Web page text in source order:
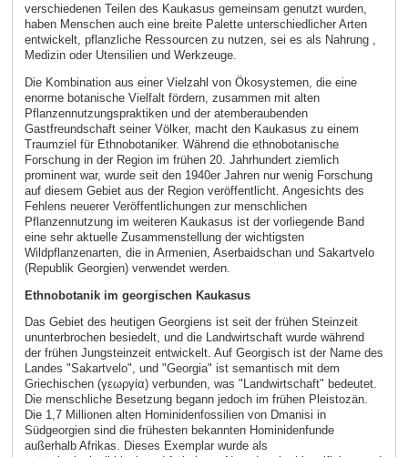
verschiedenen Teilen des Kaukasus gemeinsam genutzt wurden,
haben Menschen auch eine breite Palette unterschiedlicher Arten
entwickelt, pflanzliche Ressourcen zu nutzen, sei es als Nahrung ,
Medizin oder Utensilien und Werkzeuge.
Die Kombination aus einer Vielzahl von Ökosystemen, die eine
enorme botanische Vielfalt fördern, zusammen mit alten
Pflanzennutzungspraktiken und der atemberaubenden
Gastfreundschaft seiner Völker, macht den Kaukasus zu einem
Traumziel für Ethnobotaniker. Während die ethnobotanische
Forschung in der Region im frühen 20. Jahrhundert ziemlich
prominent war, wurde seit den 1940er Jahren nur wenig Forschung
auf diesem Gebiet aus der Region veröffentlicht. Angesichts des
Fehlens neuerer Veröffentlichungen zur menschlichen
Pflanzennutzung im weiteren Kaukasus ist der vorliegende Band
eine sehr aktuelle Zusammenstellung der wichtigsten
Wildpflanzenarten, die in Armenien, Aserbaidschan und Sakartvelo
(Republik Georgien) verwendet werden.
Ethnobotanik im georgischen Kaukasus
Das Gebiet des heutigen Georgiens ist seit der frühen Steinzeit
ununterbrochen besiedelt, und die Landwirtschaft wurde während
der frühen Jungsteinzeit entwickelt. Auf Georgisch ist der Name des
Landes "Sakartvelo", und "Georgia" ist semantisch mit dem
Griechischen (γεωργία) verbunden, was "Landwirtschaft" bedeutet.
Die menschliche Besetzung begann jedoch im frühen Pleistozän.
Die 1,7 Millionen alten Hominidenfossilien von Dmanisi in
Südgeorgien sind die frühesten bekannten Hominidenfunde
außerhalb Afrikas. Dieses Exemplar wurde als